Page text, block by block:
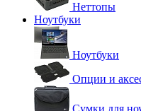
Неттопы
Ноутбуки
Ноутбуки
Опции и
Сумки для